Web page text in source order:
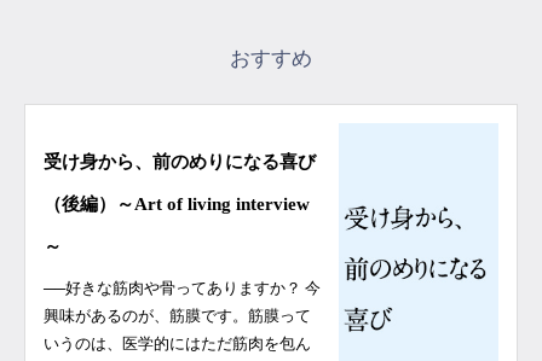
おすすめ
受け身から、前のめりになる喜び
（後編）～Art of living interview
～
──好きな筋肉や骨ってありますか？ 今
興味があるのが、筋膜です。筋膜って
いうのは、医学的にはただ筋肉を包ん